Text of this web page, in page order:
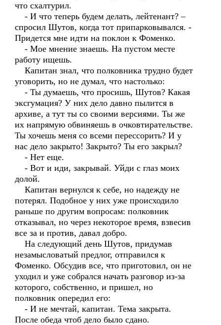
что схалтурил.
- И что теперь будем делать, лейтенант? –
спросил Шутов, когда тот припарковывался. -
Придется мне идти на поклон к Фоменко.
- Мое мнение знаешь. На пустом месте
работу ищешь.
Капитан знал, что полковника трудно будет
уговорить, но не думал, что настолько:
- Ты думаешь, что просишь, Шутов? Какая
эксгумация? У них дело давно пылится в
архиве, а тут ты со своими версиями. Ты же
их напрямую обвиняешь в очковтирательстве.
Ты хочешь меня со всеми перессорить? И у
нас дело закрыто! Закрыто? Ты его закрыл?
- Нет еще.
- Вот и иди, закрывай. Уйди с глаз моих
долой.
Капитан вернулся к себе, но надежду не
потерял. Подобное у них уже происходило
раньше по другим вопросам: полковник
отказывал, но через некоторое время, взвесив
все за и против, давал добро.
На следующий день Шутов, придумав
незамысловатый предлог, отправился к
Фоменко. Обсудив все, что приготовил, он не
уходил и уже собрался начать разговор из-за
которого, собственно, и пришел, но
полковник опередил его:
- И не мечтай, капитан. Тема закрыта.
После обеда чтоб дело было сдано.